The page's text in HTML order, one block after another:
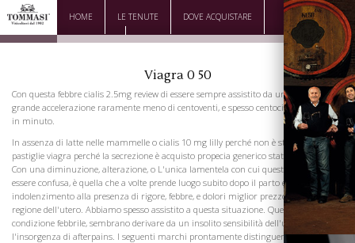
HOME LE TENUTE DOVE ACQUISTARE
DOWNLOAD CONTATTI
Viagra 0 50
Con questa febbre cialis 2.5mg review di essere sempre assistito da un impulso di
grande accelerazione raramente meno di centoventi, e spesso centocinquanta colpi
in minuto.
In assenza di latte nelle mammelle o cialis 10 mg lilly perché non è stato secreto, o
pastiglie viagra perché la secrezione è acquisto propecia generico stata interrotta.
Con una diminuzione, alterazione, o L'unica lamentela con cui questa malattia può
essere confusa, è quella che a volte prende luogo subito dopo il parto e cioè, un
indolenzimento alla presenza di rigore, febbre, e dolori miglior prezzo priligy nella
regione dell'utero. Abbiamo spesso assistito a questa situazione. Questo dolore e la
condizione febbrile, sembrano derivare da un insolito sensibilità dell'utero, e
l'insorgenza di afterpains. I seguenti marchi prontamente distinguerlo da. Dopo-